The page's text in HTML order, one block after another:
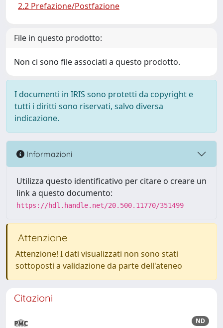
2.2 Prefazione/Postfazione
File in questo prodotto:
Non ci sono file associati a questo prodotto.
I documenti in IRIS sono protetti da copyright e
tutti i diritti sono riservati, salvo diversa
indicazione.
Informazioni
Utilizza questo identificativo per citare o creare un
link a questo documento:
https://hdl.handle.net/20.500.11770/351499
Attenzione
Attenzione! I dati visualizzati non sono stati
sottoposti a validazione da parte dell'ateneo
Citazioni
ND